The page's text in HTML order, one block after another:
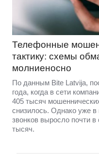
Телефонные
тактику: схемы
молниеносно
По данным Bite Latvija,
года, когда в сети
405 тысяч
снизилось. Однако уже в
звонков выросло почти
тысяч.